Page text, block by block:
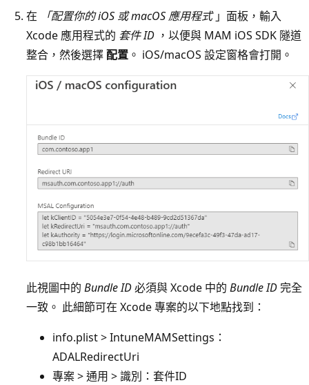
在 「配置你的 iOS 或 macOS 應用程式」面板，輸入
Xcode 應用程式的 套件 ID ，以便與 MAM iOS SDK 隧道
整合，然後選擇配置 。 iOS/macOS 設定窗格會打開。
此視圖中的 Bundle ID必須與 Xcode 中的 Bundle ID完全
一致。 此細節可在 Xcode 專案的以下地點找到：
info.plist > IntuneMAMSettings：
ADALRedirectUri
專案 > 通用 > 識別：套件ID